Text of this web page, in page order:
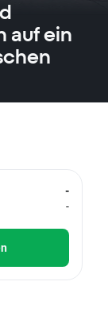
auf ein
-
-